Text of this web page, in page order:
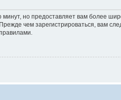
но предоставляет вам более
чем зарегистрироваться, вам